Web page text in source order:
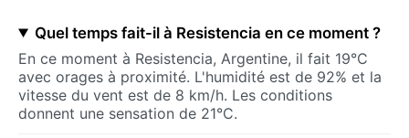
Quel temps fait-il à Resistencia en ce moment ?
En ce moment à Resistencia, Argentine, il fait 19°C
avec orages à proximité. L'humidité est de 92% et la
vitesse du vent est de 8 km/h. Les conditions
donnent une sensation de 21°C.